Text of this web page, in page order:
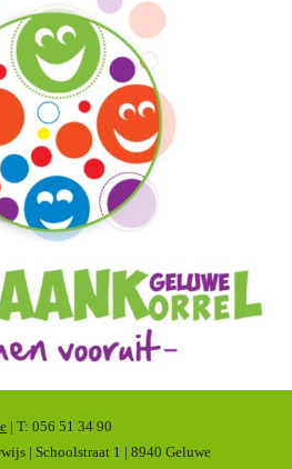
| T: 056 51 34 90
| Schoolstraat 1 | 8940 Geluwe